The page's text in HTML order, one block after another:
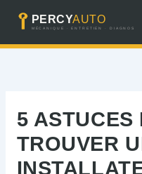
contenu
5 ASTUCES
TROUVER